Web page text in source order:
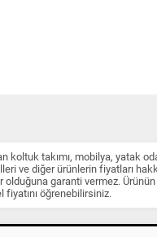
koltuk takımı, mobilya, yatak
ve diğer ürünlerin fiyatları
garanti vermez. Ürünün
fiyatını öğrenebilirsiniz.